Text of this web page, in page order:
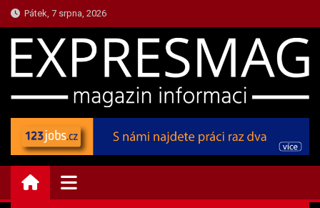
Skip
to
content
Pátek, 7 srpna, 2026
TOP.EXPRESMAG.CZ
Magazín informací a zpráv